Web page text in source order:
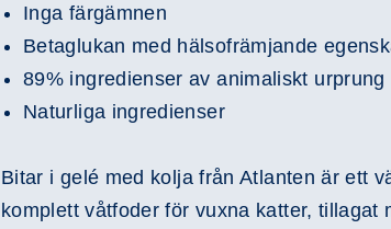
Video
Inga färgämnen
Betaglukan med hälsofrämjande
89% ingredienser av animaliskt urprung
Naturliga ingredienser
Bitar i gelé med kolja från Atlanten är ett
komplett våtfoder för vuxna katter, tillagat